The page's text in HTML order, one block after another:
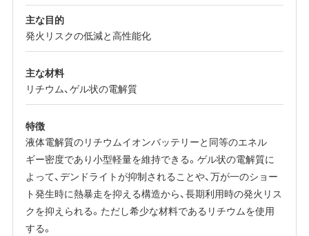
主な目的
発火リスクの低減と高性能化
主な材料
リチウム、ゲル状の電解質
特徴
液体電解質のリチウムイオンバッテリーと同等のエネル
ギー密度であり小型軽量を維持できる。ゲル状の電解質に
よって、デンドライトが抑制されることや、万が一のショー
ト発生時に熱暴走を抑える構造から、長期利用時の発火リス
クを抑えられる。ただし希少な材料であるリチウムを使用
する。